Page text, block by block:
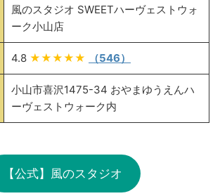
風のスタジオ SWEETハーヴェストウォ
ーク小山店
4.8 ★★★★★ （546）
小山市喜沢1475-34 おやまゆうえんハ
ーヴェストウォーク内
【公式】風のスタジオ